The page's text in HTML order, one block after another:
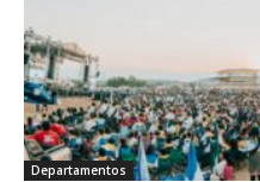
Departamentos